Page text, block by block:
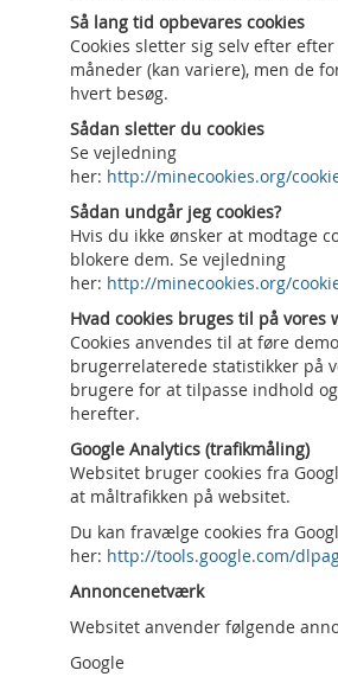
Så lang tid opbevares cookies
Cookies sletter sig selv efter
måneder (kan variere), men de
hvert besøg.
Sådan sletter du cookies
Se vejledning
her: http://minecookies.org/
Sådan undgår jeg cookies?
Hvis du ikke ønsker at modtage
blokere dem. Se vejledning
her: http://minecookies.org/
Hvad cookies bruges til på vores
Cookies anvendes til at føre
brugerrelaterede statistikker på
brugere for at tilpasse indhold
herefter.
Google Analytics (trafikmåling)
Websitet bruger cookies fra
at måltrafikken på websitet.
Du kan fravælge cookies fra
her: http://tools.google.com/
Annoncenetværk
Websitet anvender følgende
Google